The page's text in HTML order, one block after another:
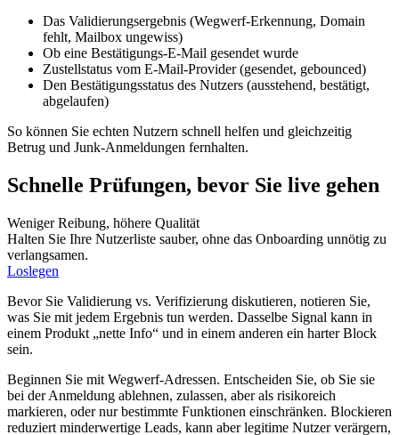
Das Validierungsergebnis (Wegwerf‑Erkennung, Domain
fehlt, Mailbox ungewiss)
Ob eine Bestätigungs‑E‑Mail gesendet wurde
Zustellstatus vom E‑Mail‑Provider (gesendet, gebounced)
Den Bestätigungsstatus des Nutzers (ausstehend, bestätigt,
abgelaufen)
So können Sie echten Nutzern schnell helfen und gleichzeitig
Betrug und Junk‑Anmeldungen fernhalten.
Schnelle Prüfungen, bevor Sie live gehen
Weniger Reibung, höhere Qualität
Halten Sie Ihre Nutzerliste sauber, ohne das Onboarding unnötig zu
verlangsamen.
Loslegen
Bevor Sie Validierung vs. Verifizierung diskutieren, notieren Sie,
was Sie mit jedem Ergebnis tun werden. Dasselbe Signal kann in
einem Produkt „nette Info“ und in einem anderen ein harter Block
sein.
Beginnen Sie mit Wegwerf‑Adressen. Entscheiden Sie, ob Sie sie
bei der Anmeldung ablehnen, zulassen, aber als risikoreich
markieren, oder nur bestimmte Funktionen einschränken. Blockieren
reduziert minderwertige Leads, kann aber legitime Nutzer verärgern,